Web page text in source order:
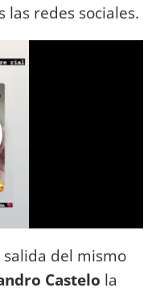
redes sociales.
del mismo
Castelo la